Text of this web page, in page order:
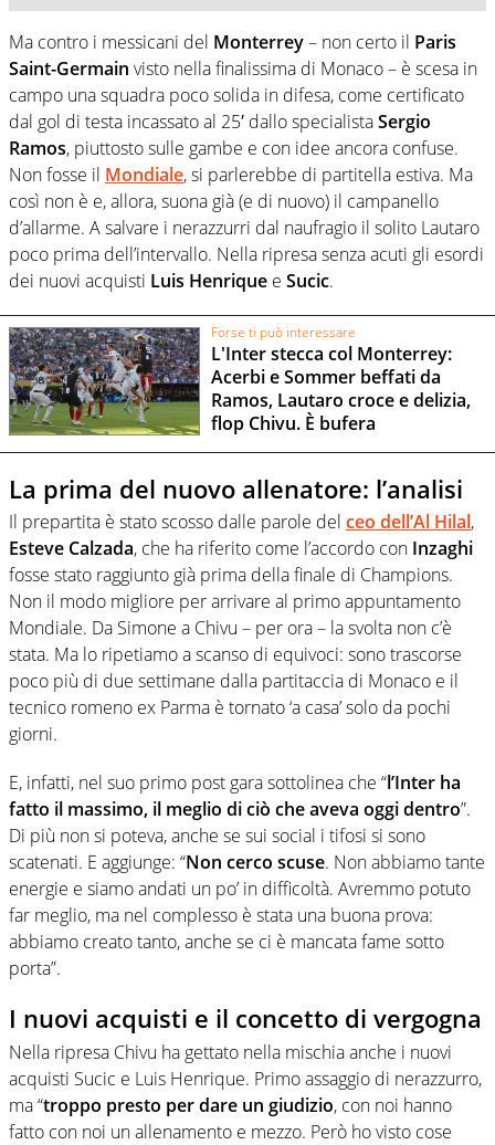
Ma contro i messicani del Monterrey– non certo il Paris
Saint-Germain visto nella finalissima di Monaco – è scesa in
campo una squadra poco solida in difesa, come certificato
dal gol di testa incassato al 25′ dallo specialistaSergio
Ramos, piuttosto sulle gambe e con idee ancora confuse.
Non fosse il Mondiale, si parlerebbe di partitella estiva. Ma
così non è e, allora, suona già (e di nuovo) il campanello
d’allarme. A salvare i nerazzurri dal naufragio il solito Lautaro
poco prima dell’intervallo. Nella ripresa senza acuti gli esordi
dei nuovi acquisti Luis Henrique e Sucic.
Forse ti può interessare
L'Inter stecca col Monterrey:
Acerbi e Sommer beffati da
Ramos, Lautaro croce e delizia,
flop Chivu. È bufera
La prima del nuovo allenatore: l’analisi
Il prepartita è stato scosso dalle parole del ceo dell’Al Hilal,
Esteve Calzada, che ha riferito come l’accordo con Inzaghi
fosse stato raggiunto già prima della finale di Champions.
Non il modo migliore per arrivare al primo appuntamento
Mondiale. Da Simone a Chivu – per ora – la svolta non c’è
stata. Ma lo ripetiamo a scanso di equivoci: sono trascorse
poco più di due settimane dalla partitaccia di Monaco e il
tecnico romeno ex Parma è tornato ‘a casa’ solo da pochi
giorni.
E, infatti, nel suo primo post gara sottolinea che “l’Inter ha
fatto il massimo, il meglio di ciò che aveva oggi dentro”.
Di più non si poteva, anche se sui social i tifosi si sono
scatenati. E aggiunge: “Non cerco scuse. Non abbiamo tante
energie e siamo andati un po’ in difficoltà. Avremmo potuto
far meglio, ma nel complesso è stata una buona prova:
abbiamo creato tanto, anche se ci è mancata fame sotto
porta”.
I nuovi acquisti e il concetto di vergogna
Nella ripresa Chivu ha gettato nella mischia anche i nuovi
acquisti Sucic e Luis Henrique. Primo assaggio di nerazzurro,
ma “troppo presto per dare un giudizio, con noi hanno
fatto con noi un allenamento e mezzo. Però ho visto cose